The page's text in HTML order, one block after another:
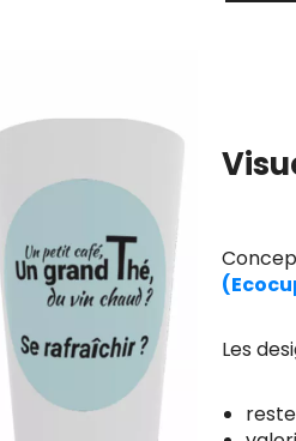
Les